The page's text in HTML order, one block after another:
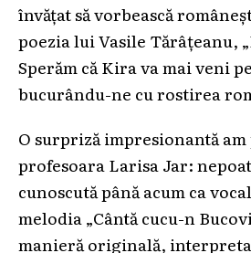
învățat să vorbească
poezia lui Vasile Tărâțeanu,
Sperăm că Kira va mai veni
bucurându-ne cu rostirea
O surpriză impresionantă
profesoara Larisa Jar:
cunoscută până acum ca
melodia „Cântă cucu-n
manieră originală,